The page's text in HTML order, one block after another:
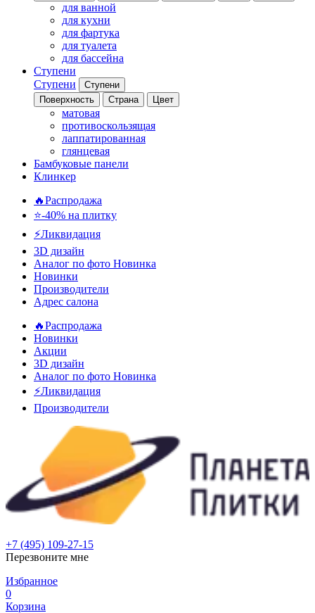
для ванной
для кухни
для фартука
для туалета
для бассейна
Ступени
Ступени
Ступени
Поверхность
Страна Цвет
матовая
противоскользящая
лаппатированная
глянцевая
Бамбуковые панели
Клинкер
🔥Распродажа
⭐-40% на плитку
⚡️Ликвидация
3D дизайн
Аналог по фото Новинка
Новинки
Производители
Адрес салона
🔥Распродажа
Новинки
Акции
3D дизайн
Аналог по фото Новинка
⚡Ликвидация
Производители
+7 (495) 109-27-15
Перезвоните мне
Избранное
0
Корзина